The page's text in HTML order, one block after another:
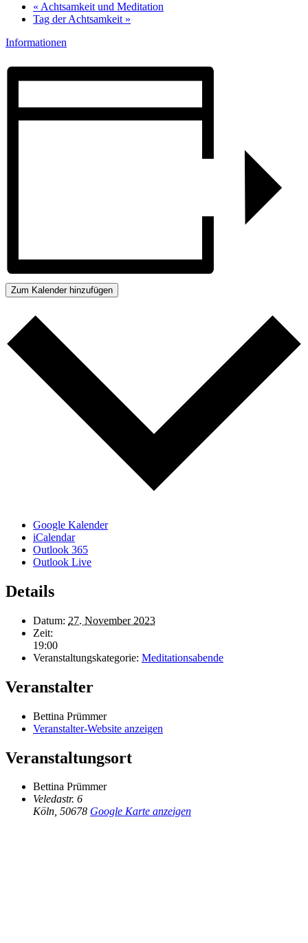
« Achtsamkeit und Meditation
Tag der Achtsamkeit »
Informationen
Zum Kalender hinzufügen
Google Kalender
iCalendar
Outlook 365
Outlook Live
Details
Datum: 27. November 2023
Zeit:
19:00
Veranstaltungskategorie: Meditationsabende
Veranstalter
Bettina Prümmer
Veranstalter-Website anzeigen
Veranstaltungsort
Bettina Prümmer
Veledastr. 6
Köln, 50678 Google Karte anzeigen